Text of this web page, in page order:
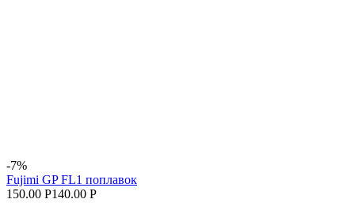
-7%
Fujimi GP FL1 поплавок
150.00 Р140.00 Р